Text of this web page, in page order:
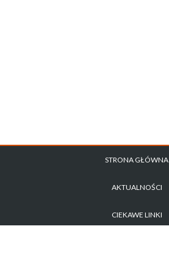
STRONA GŁÓWNA
AKTUALNOŚCI
CIEKAWE LINKI